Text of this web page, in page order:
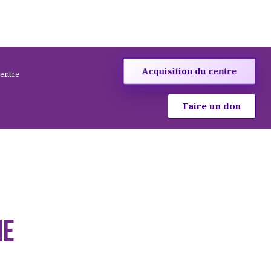
Acquisition du centre
Faire un don